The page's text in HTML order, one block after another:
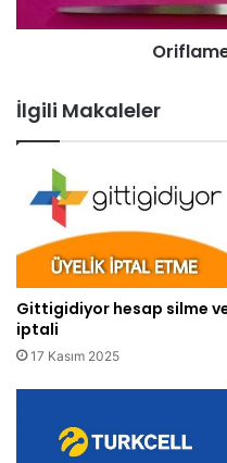
İlgili Makaleler
Gittigidiyor hesap silme
iptali
17 Kasım 2025